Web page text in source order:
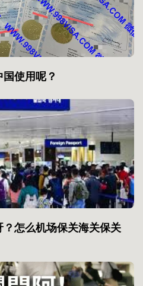
使用呢？
怎么机场保关海关保关